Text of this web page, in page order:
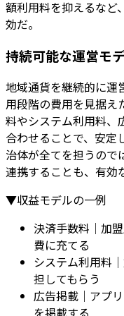
額利用料を抑えるなど
効だ。
持続可能な運営モ
地域通貨を継続的に運
用段階の費用を見据え
料やシステム利用料、
合わせることで、安定
治体が全てを担うので
連携することも、有効
▼収益モデルの一例
決済手数料 ｜加
費に充てる
システム利用料
担してもらう
広告掲載 ｜アプ
を掲載する